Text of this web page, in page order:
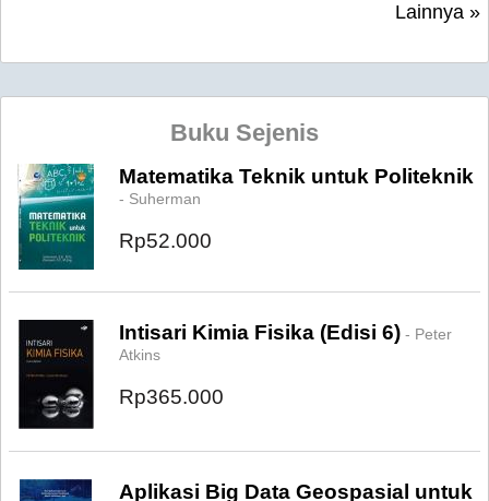
Lainnya »
Buku Sejenis
Matematika Teknik untuk Politeknik
- Suherman
Rp52.000
Intisari Kimia Fisika (Edisi 6) - Peter
Atkins
Rp365.000
Aplikasi Big Data Geospasial untuk